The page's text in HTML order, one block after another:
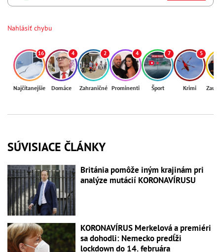
Nahlásiť chybu
16
Najčítanejšie
4
Domáce
2
Zahraničné
4
Prominenti
7
Šport
5
Krimi
SÚVISIACE ČLÁNKY
Británia pomôže iným krajinám pri
analýze mutácií KORONAVÍRUSU
KORONAVÍRUS Merkelová a premiéri
sa dohodli: Nemecko predĺži
lockdown do 14. februára